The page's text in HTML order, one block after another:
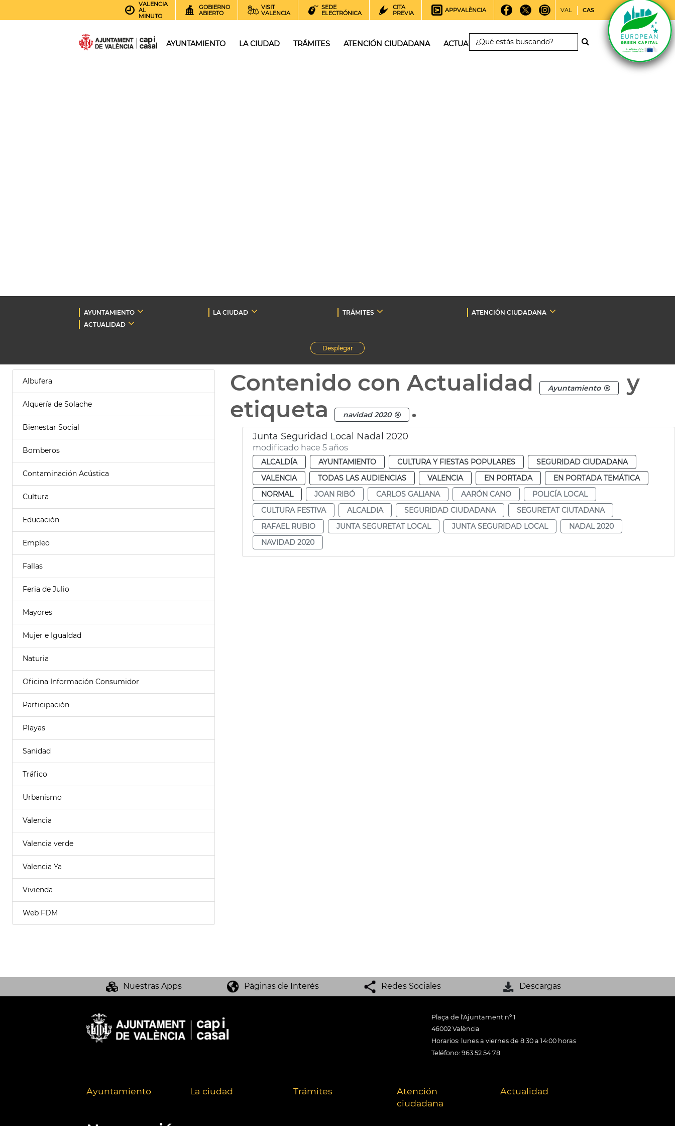
VALENCIA
AL
MINUTO
GOBIERNO
ABIERTO
VISIT
VALENCIA
SEDE
ELECTRÓNICA
CITA
PREVIA
APPVALÈNCIA VAL CAS
AYUNTAMIENTO LA CIUDAD TRÁMITES ATENCIÓN CIUDADANA ACTUALIDAD
AYUNTAMIENTO LA CIUDAD TRÁMITES
ATENCIÓN CIUDADANA
ACTUALIDAD
Desplegar
Albufera
Alquería de Solache
Bienestar Social
Bomberos
Contaminación Acústica
Cultura
Educación
Empleo
Fallas
Feria de Julio
Mayores
Mujer e Igualdad
Naturia
Oficina Información Consumidor
Participación
Playas
Sanidad
Tráfico
Urbanismo
Valencia
Valencia verde
Valencia Ya
Vivienda
Web FDM
Contenido con Actualidad Ayuntamiento
y
etiqueta
navidad 2020 .
Junta Seguridad Local Nadal 2020
modificado hace 5 años
ALCALDÍA AYUNTAMIENTO CULTURA Y FIESTAS POPULARES
SEGURIDAD CIUDADANA
VALENCIA
TODAS LAS AUDIENCIAS VALENCIA EN PORTADA
EN PORTADA TEMÁTICA
NORMAL
JOAN RIBÓ CARLOS GALIANA AARÓN CANO
POLICÍA LOCAL
CULTURA FESTIVA
ALCALDIA SEGURIDAD CIUDADANA
SEGURETAT CIUTADANA
RAFAEL RUBIO
JUNTA SEGURETAT LOCAL JUNTA SEGURIDAD LOCAL
NADAL 2020
NAVIDAD 2020
Nuestras Apps Páginas de Interés Redes Sociales Descargas
Plaça de l'Ajuntament nº 1
46002 València
Horarios: lunes a viernes de 8:30 a 14:00 horas
Teléfono: 963 52 54 78
Ayuntamiento La ciudad Trámites
Atención
ciudadana
Actualidad